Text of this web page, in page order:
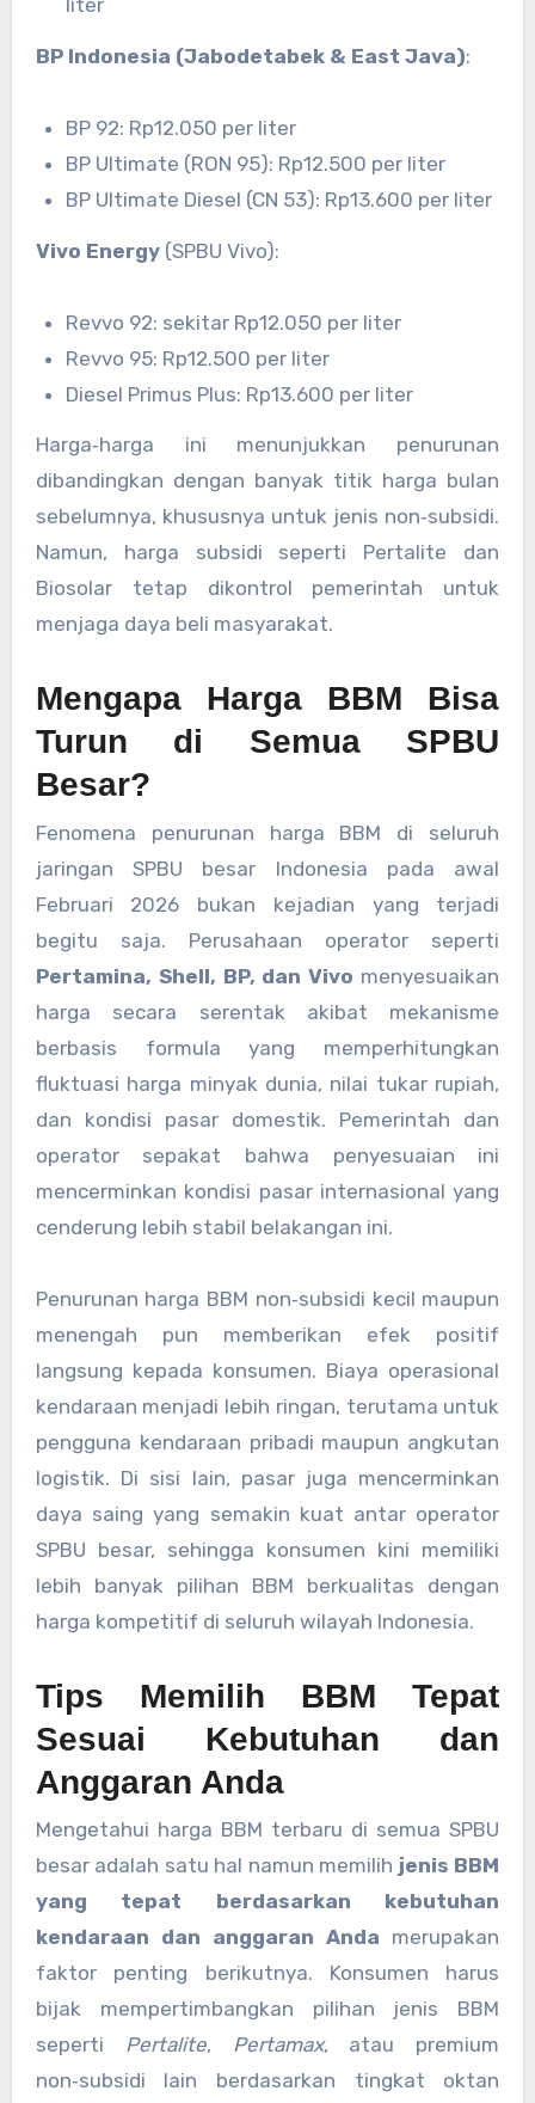
liter
BP Indonesia (Jabodetabek & East Java):
BP 92: Rp12.050 per liter
BP Ultimate (RON 95): Rp12.500 per liter
BP Ultimate Diesel (CN 53): Rp13.600 per liter
Vivo Energy(SPBU Vivo):
Revvo 92: sekitar Rp12.050 per liter
Revvo 95: Rp12.500 per liter
Diesel Primus Plus: Rp13.600 per liter
Harga‑harga ini menunjukkan penurunan
dibandingkan dengan banyak titik harga bulan
sebelumnya, khususnya untuk jenis non‑subsidi.
Namun, harga subsidi seperti Pertalite dan
Biosolar tetap dikontrol pemerintah untuk
menjaga daya beli masyarakat.
Mengapa Harga BBM Bisa
Turun di Semua SPBU
Besar?
Fenomena penurunan harga BBM di seluruh
jaringan SPBU besar Indonesia pada awal
Februari 2026 bukan kejadian yang terjadi
begitu saja. Perusahaan operator seperti
Pertamina, Shell, BP, dan Vivo menyesuaikan
harga secara serentak akibat mekanisme
berbasis formula yang memperhitungkan
fluktuasi harga minyak dunia, nilai tukar rupiah,
dan kondisi pasar domestik. Pemerintah dan
operator sepakat bahwa penyesuaian ini
mencerminkan kondisi pasar internasional yang
cenderung lebih stabil belakangan ini.
Penurunan harga BBM non‑subsidi kecil maupun
menengah pun memberikan efek positif
langsung kepada konsumen. Biaya operasional
kendaraan menjadi lebih ringan, terutama untuk
pengguna kendaraan pribadi maupun angkutan
logistik. Di sisi lain, pasar juga mencerminkan
daya saing yang semakin kuat antar operator
SPBU besar, sehingga konsumen kini memiliki
lebih banyak pilihan BBM berkualitas dengan
harga kompetitif di seluruh wilayah Indonesia.
Tips Memilih BBM Tepat
Sesuai Kebutuhan dan
Anggaran Anda
Mengetahui harga BBM terbaru di semua SPBU
besar adalah satu hal namun memilih jenis BBM
yang tepat berdasarkan kebutuhan
kendaraan dan anggaran Anda merupakan
faktor penting berikutnya. Konsumen harus
bijak mempertimbangkan pilihan jenis BBM
seperti Pertalite, Pertamax, atau premium
non‑subsidi lain berdasarkan tingkat oktan